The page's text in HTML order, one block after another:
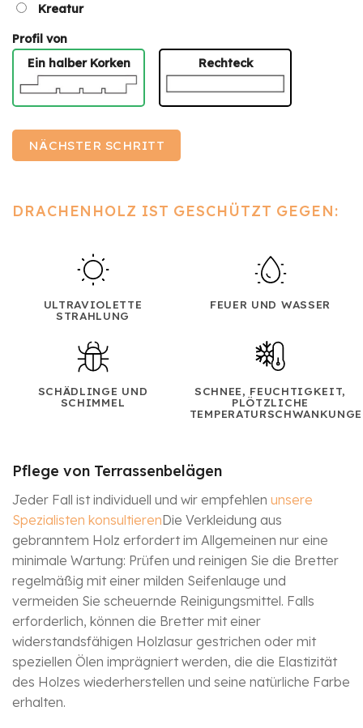
Kreatur
Profil von
Ein halber Korken
Rechteck
NÄCHSTER SCHRITT
DRACHENHOLZ IST GESCHÜTZT GEGEN:
ULTRAVIOLETTE
STRAHLUNG
FEUER UND WASSER
SCHÄDLINGE UND
SCHIMMEL
SCHNEE, FEUCHTIGKEIT,
PLÖTZLICHE
Pflege von Terrassenbelägen
Jeder Fall ist individuell und wir empfehlen unsere
Spezialisten konsultierenDie Verkleidung aus
gebranntem Holz erfordert im Allgemeinen nur eine
minimale Wartung: Prüfen und reinigen Sie die Bretter
regelmäßig mit einer milden Seifenlauge und
vermeiden Sie scheuernde Reinigungsmittel. Falls
erforderlich, können die Bretter mit einer
widerstandsfähigen Holzlasur gestrichen oder mit
speziellen Ölen imprägniert werden, die die Elastizität
des Holzes wiederherstellen und seine natürliche Farbe
erhalten.